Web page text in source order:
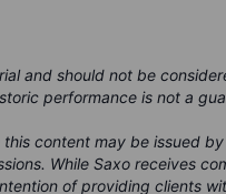
and should not be
performance is not a
content may be issued
While Saxo receives
of providing clients